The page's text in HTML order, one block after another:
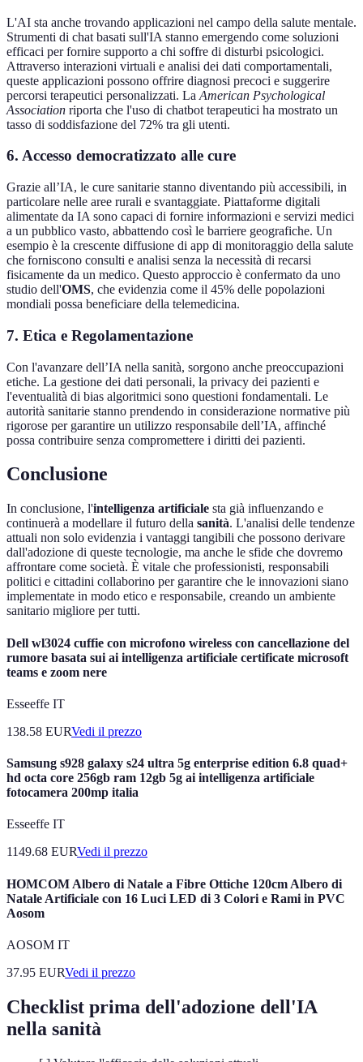
L'AI sta anche trovando applicazioni nel campo della salute mentale.
Strumenti di chat basati sull'IA stanno emergendo come soluzioni
efficaci per fornire supporto a chi soffre di disturbi psicologici.
Attraverso interazioni virtuali e analisi dei dati comportamentali,
queste applicazioni possono offrire diagnosi precoci e suggerire
percorsi terapeutici personalizzati. La American Psychological
Association riporta che l'uso di chatbot terapeutici ha mostrato un
tasso di soddisfazione del 72% tra gli utenti.
6. Accesso democratizzato alle cure
Grazie all’IA, le cure sanitarie stanno diventando più accessibili, in
particolare nelle aree rurali e svantaggiate. Piattaforme digitali
alimentate da IA sono capaci di fornire informazioni e servizi medici
a un pubblico vasto, abbattendo così le barriere geografiche. Un
esempio è la crescente diffusione di app di monitoraggio della salute
che forniscono consulti e analisi senza la necessità di recarsi
fisicamente da un medico. Questo approccio è confermato da uno
studio dell'OMS, che evidenzia come il 45% delle popolazioni
mondiali possa beneficiare della telemedicina.
7. Etica e Regolamentazione
Con l'avanzare dell’IA nella sanità, sorgono anche preoccupazioni
etiche. La gestione dei dati personali, la privacy dei pazienti e
l'eventualità di bias algoritmici sono questioni fondamentali. Le
autorità sanitarie stanno prendendo in considerazione normative più
rigorose per garantire un utilizzo responsabile dell’IA, affinché
possa contribuire senza compromettere i diritti dei pazienti.
Conclusione
In conclusione, l'intelligenza artificiale sta già influenzando e
continuerà a modellare il futuro della sanità. L'analisi delle tendenze
attuali non solo evidenzia i vantaggi tangibili che possono derivare
dall'adozione di queste tecnologie, ma anche le sfide che dovremo
affrontare come società. È vitale che professionisti, responsabili
politici e cittadini collaborino per garantire che le innovazioni siano
implementate in modo etico e responsabile, creando un ambiente
sanitario migliore per tutti.
Dell wl3024 cuffie con microfono wireless con cancellazione del
rumore basata sui ai intelligenza artificiale certificate microsoft
teams e zoom nere
Esseeffe IT
138.58 EURVedi il prezzo
Samsung s928 galaxy s24 ultra 5g enterprise edition 6.8 quad+
hd octa core 256gb ram 12gb 5g ai intelligenza artificiale
fotocamera 200mp italia
Esseeffe IT
1149.68 EURVedi il prezzo
HOMCOM Albero di Natale a Fibre Ottiche 120cm Albero di
Natale Artificiale con 16 Luci LED di 3 Colori e Rami in PVC
Aosom
AOSOM IT
37.95 EURVedi il prezzo
Checklist prima dell'adozione dell'IA
nella sanità